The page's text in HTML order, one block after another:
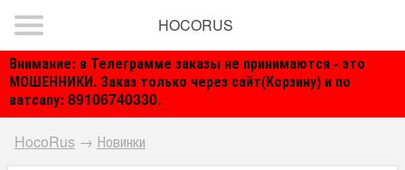
Внимание: в Телеграмме заказы не принимаются - это
МОШЕННИКИ. Заказ только через сайт(Корзину) и по
ватсапу: 89106740330.
HOCORUS
HocoRus → Новинки